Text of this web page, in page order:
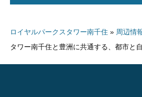
ロイヤルパークスタワー南千住 » 周辺情
タワー南千住と豊洲に共通する、都市と